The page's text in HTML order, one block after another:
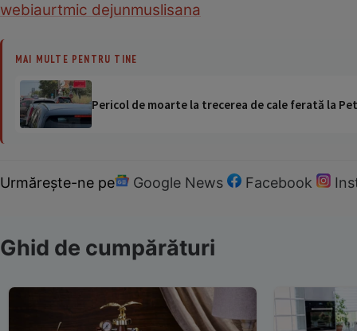
webiaurtmic dejunmuslisana
MAI MULTE PENTRU TINE
Pericol de moarte la trecerea de cale ferată la
Urmărește-ne pe Google News Facebook
Ghid de cumpărături